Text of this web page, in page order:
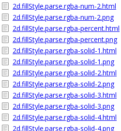
2d.fillStyle.parse.rgba-num-2.html
2d.fillStyle.parse.rgba-num-2.png
2d.fillStyle.parse.rgba-percent.html
2d.fillStyle.parse.rgba-percent.png
2d.fillStyle.parse.rgba-solid-1.html
2d.fillStyle.parse.rgba-solid-1.png
2d.fillStyle.parse.rgba-solid-2.html
2d.fillStyle.parse.rgba-solid-2.png
2d.fillStyle.parse.rgba-solid-3.html
2d.fillStyle.parse.rgba-solid-3.png
2d.fillStyle.parse.rgba-solid-4.html
2d.fillStyle.parse.rgba-solid-4.png